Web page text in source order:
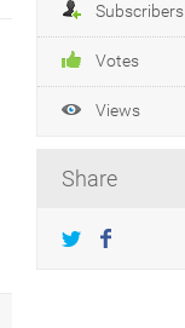
Subscribers
Votes
Views
Share